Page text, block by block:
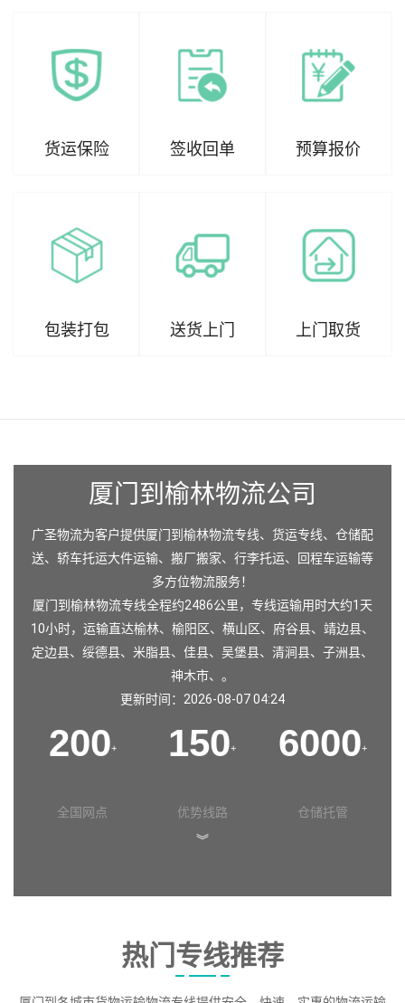
货运保险 签收回单 预算报价
包装打包 送货上门 上门取货
厦门到榆林物流公司
广圣物流为客户提供厦门到榆林物流专线、货运专线、仓储配
送、轿车托运大件运输、搬厂搬家、行李托运、回程车运输等
多方位物流服务！
厦门到榆林物流专线全程约2486公里，专线运输用时大约1天
10小时，运输直达榆林、 榆阳区、 横山区、 府谷县、 靖边县、
定边县、 绥德县、 米脂县、 佳县、 吴堡县、 清涧县、 子洲县、
神木市、。
更新时间：2026-08-07 04:24
200+
全国网点
150+
优势线路
6000+
仓储托管
︾
热门专线推荐